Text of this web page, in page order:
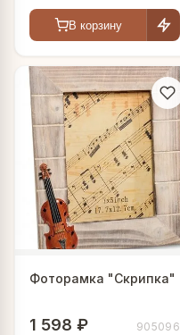
В корзину
Фоторамка "Скрипка"
1 598 ₽ 905096